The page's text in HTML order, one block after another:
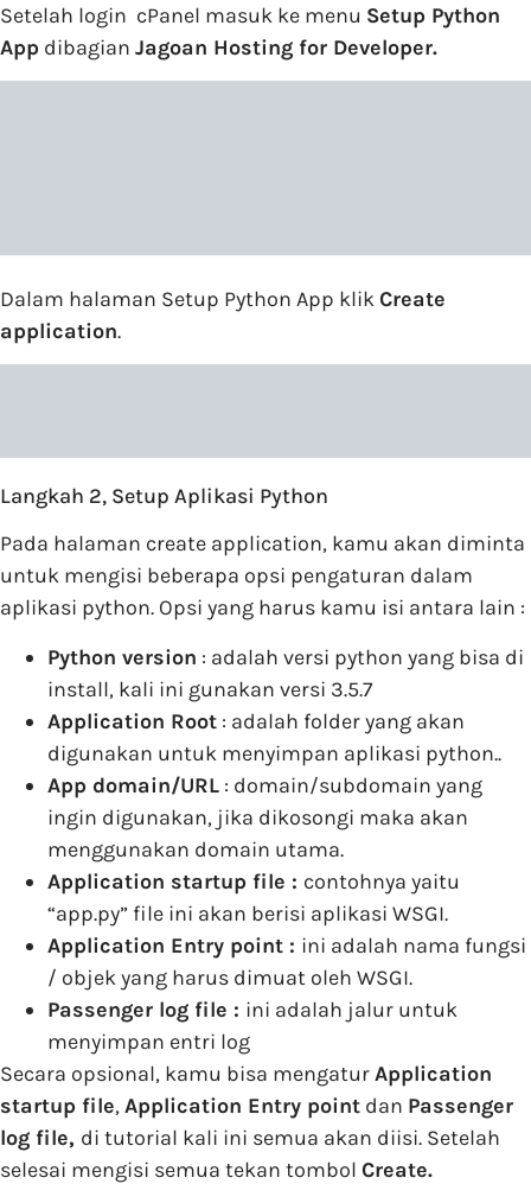
Setelah login cPanel masuk ke menu Setup Python
App dibagian Jagoan Hosting for Developer.
Dalam halaman Setup Python App klikCreate
application.
Langkah 2, Setup Aplikasi Python
Pada halaman create application, kamu akan diminta
untuk mengisi beberapa opsi pengaturan dalam
aplikasi python. Opsi yang harus kamu isi antara lain :
Python version : adalah versi python yang bisa di
install, kali ini gunakan versi 3.5.7
Application Root : adalah folder yang akan
digunakan untuk menyimpan aplikasi python..
App domain/URL : domain/subdomain yang
ingin digunakan, jika dikosongi maka akan
menggunakan domain utama.
Application startup file : contohnya yaitu
“app.py” file ini akan berisi aplikasi WSGI.
Application Entry point : ini adalah nama fungsi
/ objek yang harus dimuat oleh WSGI.
Passenger log file : ini adalah jalur untuk
menyimpan entri log
Secara opsional, kamu bisa mengaturApplication
startup file,Application Entry point dan Passenger
log file, di tutorial kali ini semua akan diisi. Setelah
selesai mengisi semua tekan tombol Create.